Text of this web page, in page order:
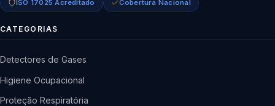
ISO 17025 Acreditado Cobertura Nacional
CATEGORIAS
Detectores de Gases
Higiene Ocupacional
Proteção Respiratória